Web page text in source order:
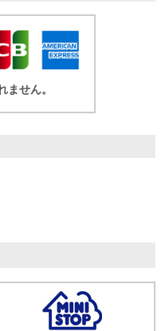
ません。